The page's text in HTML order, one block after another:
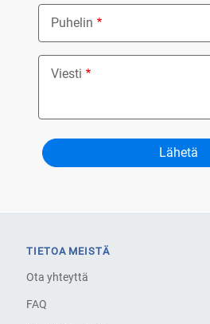
Puhelin
Viesti
TIETOA MEISTÄ
Ota yhteyttä
FAQ